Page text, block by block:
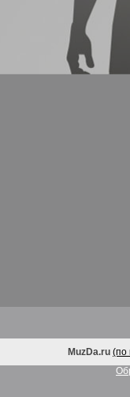
MuzDa.ru (по